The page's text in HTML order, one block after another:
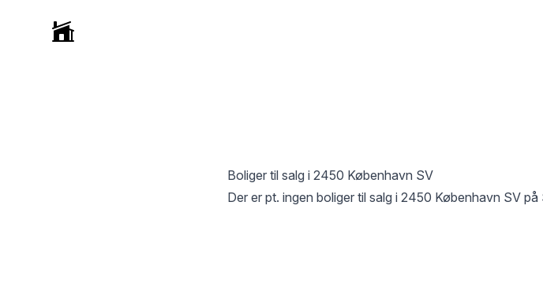
Selvmægler
Boliger til salg i 2450 København SV
Der er pt. ingen boliger til salg i 2450 København SV på